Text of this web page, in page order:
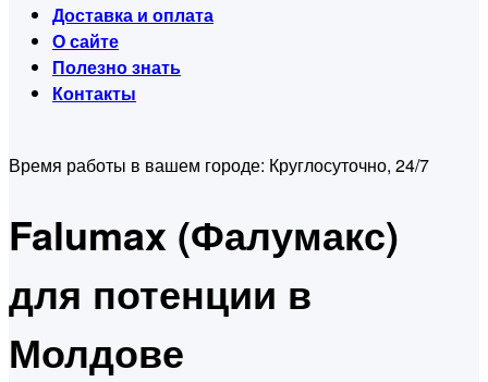
Доставка и оплата
О сайте
Полезно знать
Контакты
Время работы в вашем городе: Круглосуточно, 24/7
Falumax (Фалумакс)
для потенции в
Молдове